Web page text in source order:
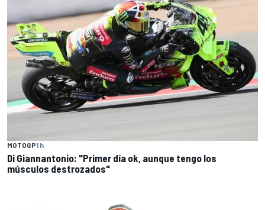
MOTOGP1 h
Di Giannantonio: "Primer día ok, aunque tengo los
músculos destrozados"